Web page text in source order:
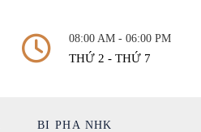
08:00 AM - 06:00 PM
THỨ 2 - THỨ 7
BI PHA NHK